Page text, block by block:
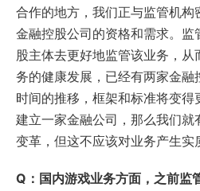
合作的地方，我们正与监管机构
金融控股公司的资格和需求。
股主体去更好地监管该业务，
务的健康发展，已经有两家金
时间的推移，框架和标准将变
建立一家金融公司，那么我们就
变革，但这不应该对业务产生实
Q：国内游戏业务方面，之前监